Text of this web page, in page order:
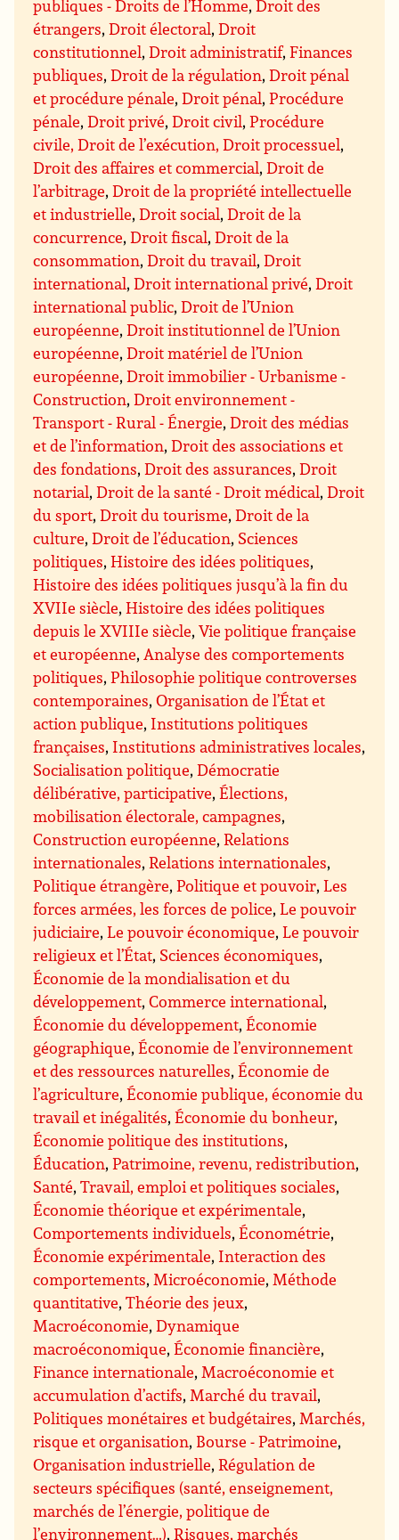
publiques - Droits de l’Homme,Droit des
étrangers,Droit électoral,Droit
constitutionnel,Droit administratif,Finances
publiques,Droit de la régulation,Droit pénal
et procédure pénale,Droit pénal,Procédure
pénale,Droit privé,Droit civil,Procédure
civile, Droit de l’exécution, Droit processuel,
Droit des affaires et commercial,Droit de
l’arbitrage,Droit de la propriété intellectuelle
et industrielle,Droit social,Droit de la
concurrence,Droit fiscal,Droit de la
consommation,Droit du travail,Droit
international,Droit international privé,Droit
international public,Droit de l’Union
européenne,Droit institutionnel de l’Union
européenne,Droit matériel de l’Union
européenne,Droit immobilier - Urbanisme -
Construction,Droit environnement -
Transport - Rural - Énergie,Droit des médias
et de l’information,Droit des associations et
des fondations,Droit des assurances,Droit
notarial,Droit de la santé - Droit médical,Droit
du sport,Droit du tourisme,Droit de la
culture,Droit de l’éducation, Sciences
politiques,Histoire des idées politiques,
Histoire des idées politiques jusqu’à la fin du
XVIIe siècle,Histoire des idées politiques
depuis le XVIIIe siècle,Vie politique française
et européenne, Analyse des comportements
politiques,Philosophie politique controverses
contemporaines,Organisation de l’État et
action publique, Institutions politiques
françaises, Institutions administratives locales,
Socialisation politique,Démocratie
délibérative, participative,Élections,
mobilisation électorale, campagnes,
Construction européenne,Relations
internationales,Relations internationales,
Politique étrangère,Politique et pouvoir,Les
forces armées, les forces de police,Le pouvoir
judiciaire,Le pouvoir économique,Le pouvoir
religieux et l’État, Sciences économiques,
Économie de la mondialisation et du
développement,Commerce international,
Économie du développement,Économie
géographique,Économie de l’environnement
et des ressources naturelles,Économie de
l’agriculture,Économie publique, économie du
travail et inégalités,Économie du bonheur,
Économie politique des institutions,
Éducation,Patrimoine, revenu, redistribution,
Santé,Travail, emploi et politiques sociales,
Économie théorique et expérimentale,
Comportements individuels,Économétrie,
Économie expérimentale, Interaction des
comportements, Microéconomie, Méthode
quantitative,Théorie des jeux,
Macroéconomie,Dynamique
macroéconomique,Économie financière,
Finance internationale, Macroéconomie et
accumulation d’actifs, Marché du travail,
Politiques monétaires et budgétaires, Marchés,
risque et organisation, Bourse - Patrimoine,
Organisation industrielle,Régulation de
secteurs spécifiques (santé, enseignement,
marchés de l’énergie, politique de
l’environnement…),Risques, marchés